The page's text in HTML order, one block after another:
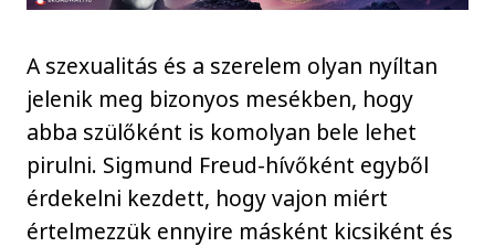
A szexualitás és a szerelem olyan nyíltan
jelenik meg bizonyos mesékben, hogy
abba szülőként is komolyan bele lehet
pirulni. Sigmund Freud-hívőként egyből
érdekelni kezdett, hogy vajon miért
értelmezzük ennyire másként kicsiként és